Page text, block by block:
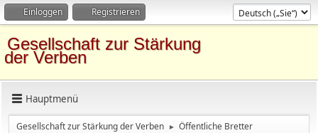
Einloggen Registrieren
Gesellschaft zur Stärkung
der Verben
Hauptmenü
Gesellschaft zur Stärkung der Verben ► Öffentliche Bretter